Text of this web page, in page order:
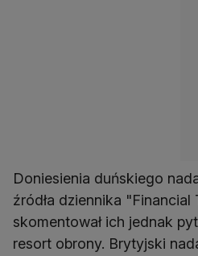
Doniesienia duńskiego
źródła dziennika "Financial
skomentował ich jednak
resort obrony. Brytyjski